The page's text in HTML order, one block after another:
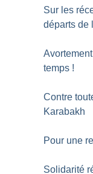
Sur les
départs de
temps !
Contre
Karabakh
Pour une
Solidarité